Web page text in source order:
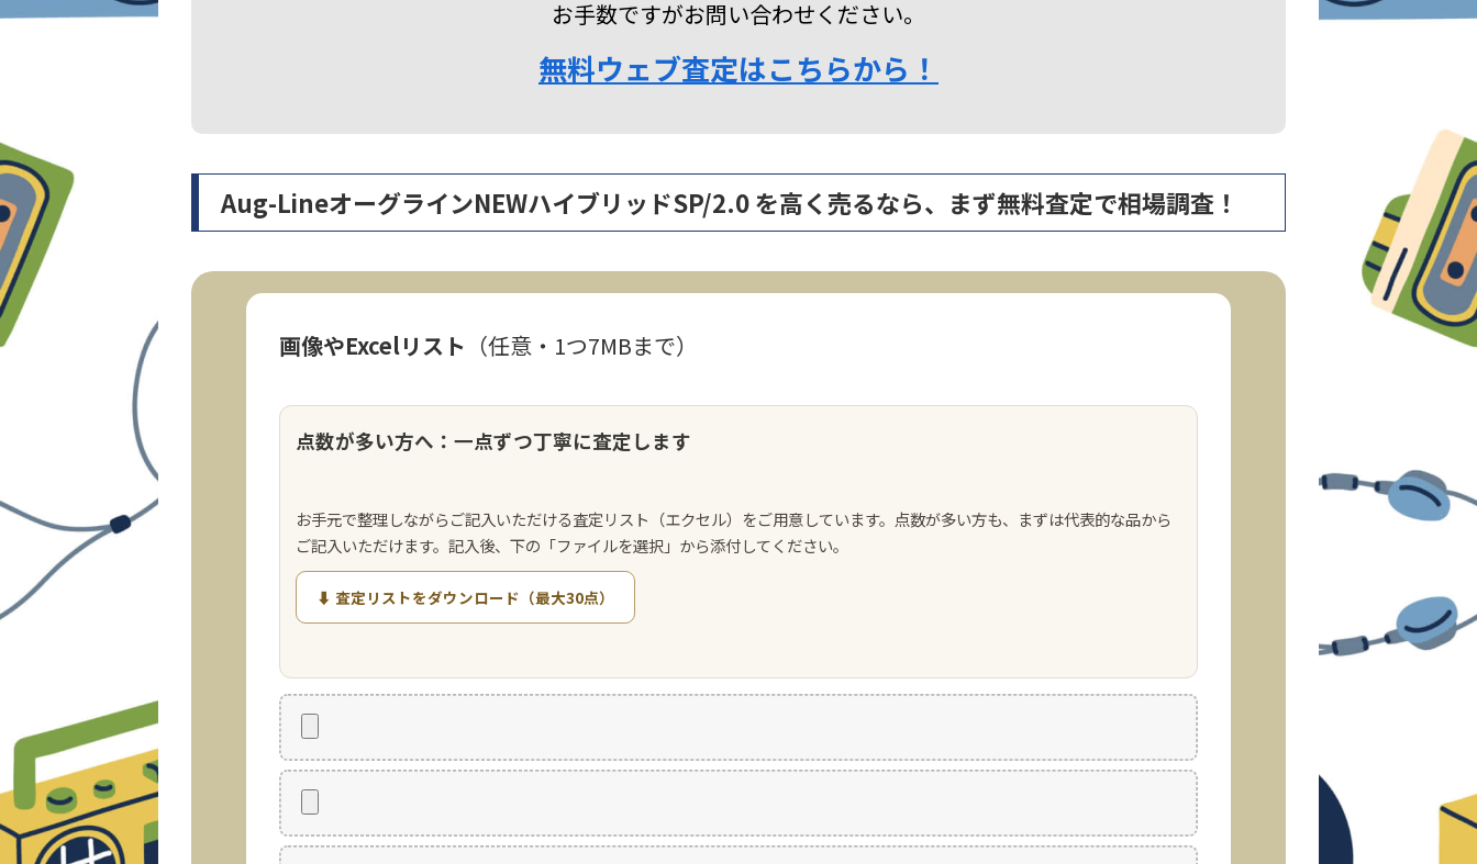
お手数ですがお問い合わせください。
無料ウェブ査定はこちらから！
Aug-LineオーグラインNEWハイブリッドSP/2.0 を高く売るなら、まず無料査定で相場調査！
画像やExcelリスト （任意・1つ7MBまで）
点数が多い方へ：一点ずつ丁寧に査定します
お手元で整理しながらご記入いただける査定リスト（エクセル）をご用意しています。点数が多い方も、まずは代表的な品から
ご記入いただけます。記入後、下の「ファイルを選択」から添付してください。
⬇ 査定リストをダウンロード（最大30点）